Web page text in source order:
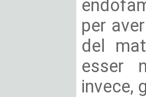
per
del
esser
invece,